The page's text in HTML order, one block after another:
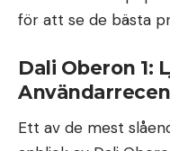
för att se de bästa
Dali Oberon 1:
Ett av de mest